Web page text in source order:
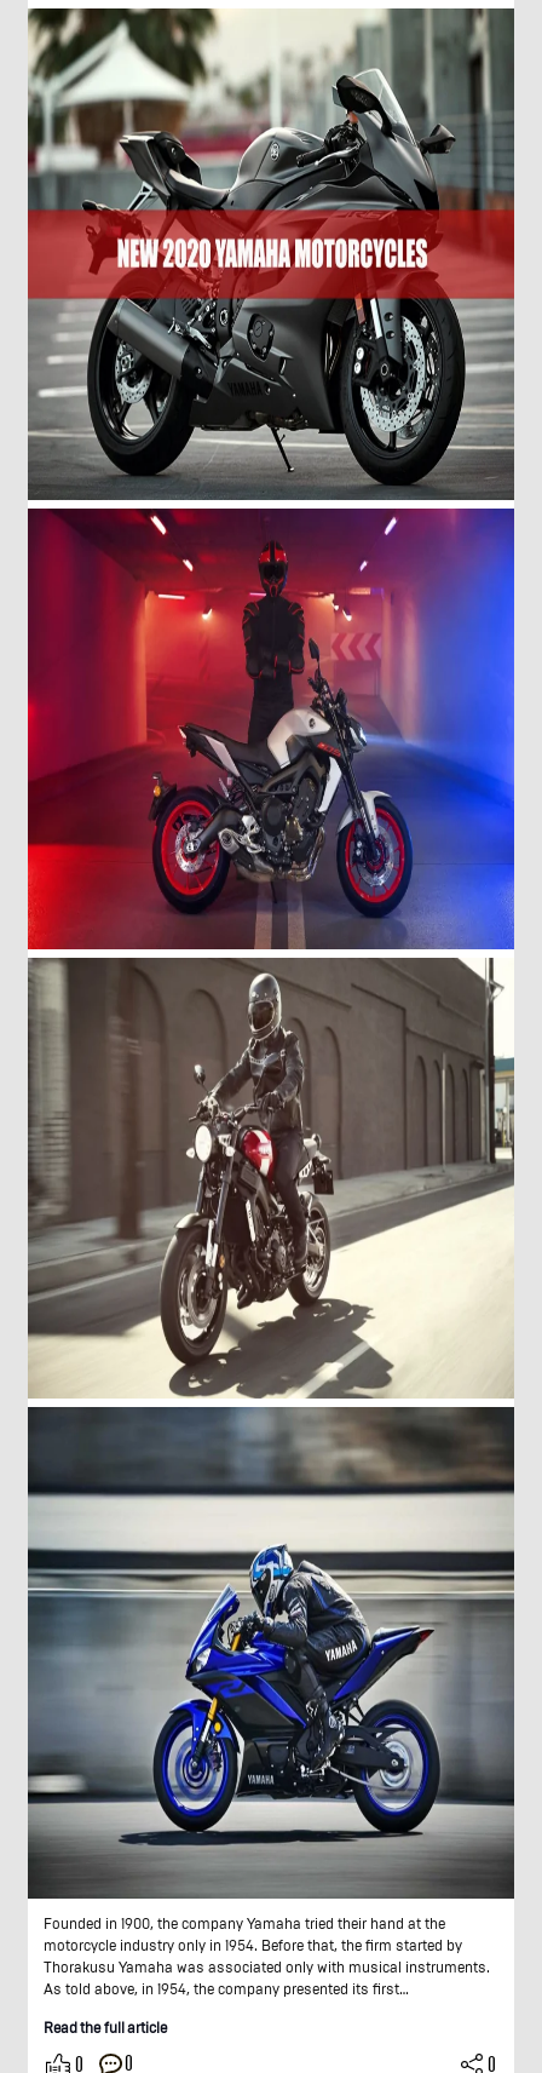
Founded in 1900, the company Yamaha tried their hand at the
motorcycle industry only in 1954. Before that, the firm started by
Thorakusu Yamaha was associated only with musical instruments.
As told above, in 1954, the company presented its first…
Read the full article
0 0 0